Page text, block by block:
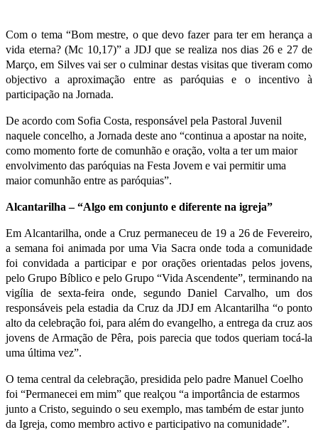
Com o tema “Bom mestre, o que devo fazer para ter em herança a
vida eterna? (Mc 10,17)” a JDJ que se realiza nos dias 26 e 27 de
Março, em Silves vai ser o culminar destas visitas que tiveram como
objectivo a aproximação entre as paróquias e o incentivo à
participação na Jornada.
De acordo com Sofia Costa, responsável pela Pastoral Juvenil
naquele concelho, a Jornada deste ano “continua a apostar na noite,
como momento forte de comunhão e oração, volta a ter um maior
envolvimento das paróquias na Festa Jovem e vai permitir uma
maior comunhão entre as paróquias”.
Alcantarilha – “Algo em conjunto e diferente na igreja”
Em Alcantarilha, onde a Cruz permaneceu de 19 a 26 de Fevereiro,
a semana foi animada por uma Via Sacra onde toda a comunidade
foi convidada a participar e por orações orientadas pelos jovens,
pelo Grupo Bíblico e pelo Grupo “Vida Ascendente”, terminando na
vigília de sexta-feira onde, segundo Daniel Carvalho, um dos
responsáveis pela estadia da Cruz da JDJ em Alcantarilha “o ponto
alto da celebração foi, para além do evangelho, a entrega da cruz aos
jovens de Armação de Pêra, pois parecia que todos queriam tocá-la
uma última vez”.
O tema central da celebração, presidida pelo padre Manuel Coelho
foi “Permanecei em mim” que realçou “a importância de estarmos
junto a Cristo, seguindo o seu exemplo, mas também de estar junto
da Igreja, como membro activo e participativo na comunidade”.